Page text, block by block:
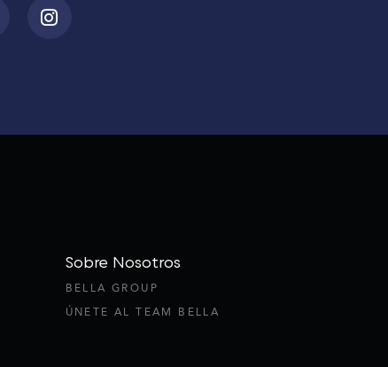
Sobre Nosotros
BELLA GROUP
ÚNETE AL TEAM BELLA